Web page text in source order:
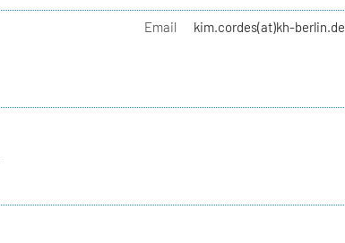
Email kim.cordes(at)kh-berlin.de